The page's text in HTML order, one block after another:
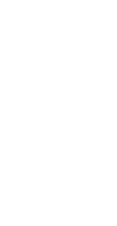
al n.7671
CF. Reg. naz. stampa 10218/99